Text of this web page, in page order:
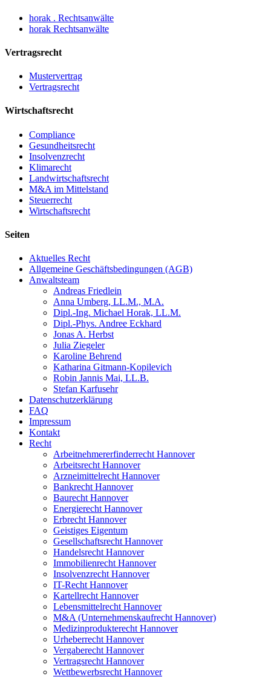
horak . Rechtsanwälte
horak Rechtsanwälte
Vertragsrecht
Mustervertrag
Vertragsrecht
Wirtschaftsrecht
Compliance
Gesundheitsrecht
Insolvenzrecht
Klimarecht
Landwirtschaftsrecht
M&A im Mittelstand
Steuerrecht
Wirtschaftsrecht
Seiten
Aktuelles Recht
Allgemeine Geschäftsbedingungen (AGB)
Anwaltsteam
Andreas Friedlein
Anna Umberg, LL.M., M.A.
Dipl.-Ing. Michael Horak, LL.M.
Dipl.-Phys. Andree Eckhard
Jonas A. Herbst
Julia Ziegeler
Karoline Behrend
Katharina Gitmann-Kopilevich
Robin Jannis Mai, LL.B.
Stefan Karfusehr
Datenschutzerklärung
FAQ
Impressum
Kontakt
Recht
Arbeitnehmererfinderrecht Hannover
Arbeitsrecht Hannover
Arzneimittelrecht Hannover
Bankrecht Hannover
Baurecht Hannover
Energierecht Hannover
Erbrecht Hannover
Geistiges Eigentum
Gesellschaftsrecht Hannover
Handelsrecht Hannover
Immobilienrecht Hannover
Insolvenzrecht Hannover
IT-Recht Hannover
Kartellrecht Hannover
Lebensmittelrecht Hannover
M&A (Unternehmenskaufrecht Hannover)
Medizinprodukterecht Hannover
Urheberrecht Hannover
Vergaberecht Hannover
Vertragsrecht Hannover
Wettbewerbsrecht Hannover